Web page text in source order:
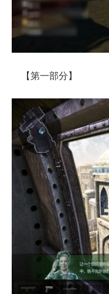
【第一部分】